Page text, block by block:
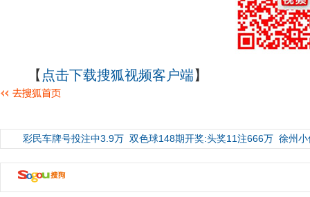
【 点击下载搜狐视频客户端】
彩民车牌号投注中3.9万 双色球148期开奖:头奖11注666万 徐州